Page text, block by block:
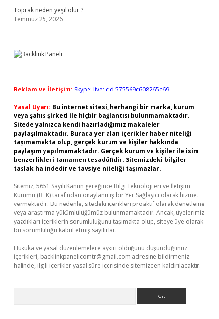
Toprak neden yeşil olur ?
Temmuz 25, 2026
Reklam ve İletişim: Skype: live:.cid.575569c608265c69
Yasal Uyarı: Bu internet sitesi, herhangi bir marka, kurum
veya şahıs şirketi ile hiçbir bağlantısı bulunmamaktadır.
Sitede yalnızca kendi hazırladığımız makaleler
paylaşılmaktadır. Burada yer alan içerikler haber niteliği
taşımamakta olup, gerçek kurum ve kişiler hakkında
paylaşım yapılmamaktadır. Gerçek kurum ve kişiler ile isim
benzerlikleri tamamen tesadüfidir. Sitemizdeki bilgiler
taslak halindedir ve tavsiye niteliği taşımazlar.
Sitemiz, 5651 Sayılı Kanun gereğince Bilgi Teknolojileri ve İletişim
Kurumu (BTK) tarafından onaylanmış bir Yer Sağlayıcı olarak hizmet
vermektedir. Bu nedenle, sitedeki içerikleri proaktif olarak denetleme
veya araştırma yükümlülüğümüz bulunmamaktadır. Ancak, üyelerimiz
yazdıkları içeriklerin sorumluluğunu taşımakta olup, siteye üye olarak
bu sorumluluğu kabul etmiş sayılırlar.
Hukuka ve yasal düzenlemelere aykırı olduğunu düşündüğünüz
içerikleri, backlinkpanelicomtr@gmail.com adresine bildirmeniz
halinde, ilgili içerikler yasal süre içerisinde sitemizden kaldırılacaktır.